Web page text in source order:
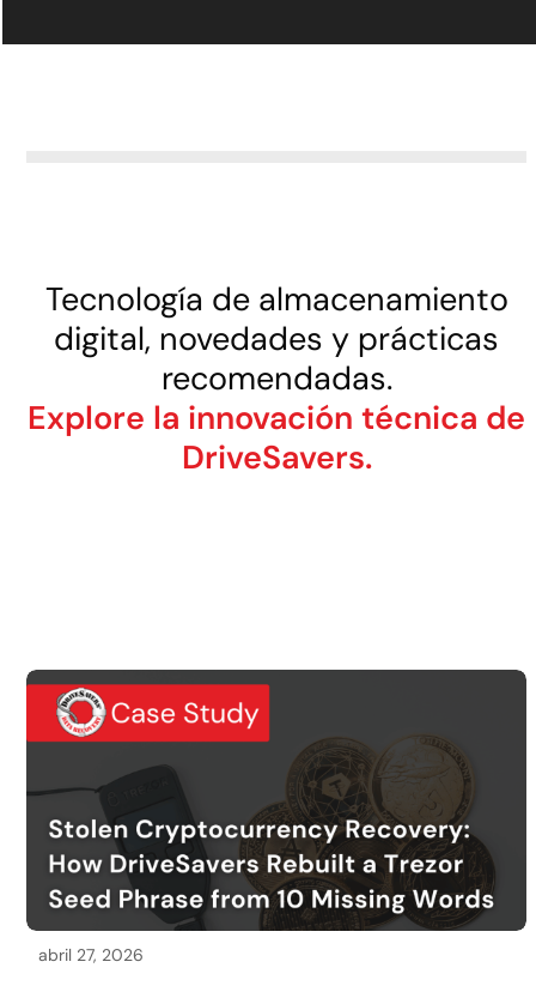
Tecnología de almacenamiento
digital, novedades y prácticas
recomendadas.
Explore la innovación técnica de
DriveSavers.
abril 27, 2026